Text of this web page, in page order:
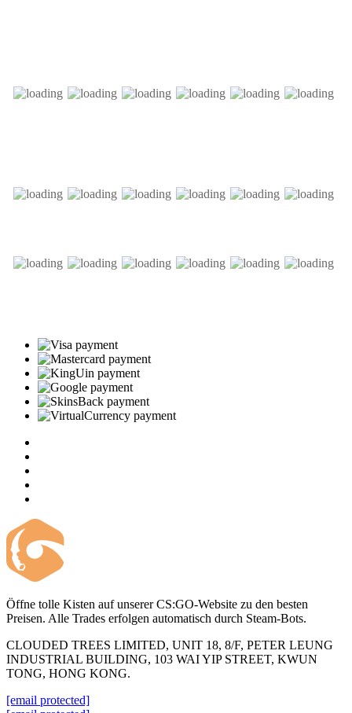
Öffne tolle Kisten auf unserer CS:GO-Website zu den besten
Preisen. Alle Trades erfolgen automatisch durch Steam-Bots.
CLOUDED TREES LIMITED, UNIT 18, 8/F, PETER LEUNG
INDUSTRIAL BUILDING, 103 WAI YIP STREET, KWUN
TONG, HONG KONG.
[email protected]